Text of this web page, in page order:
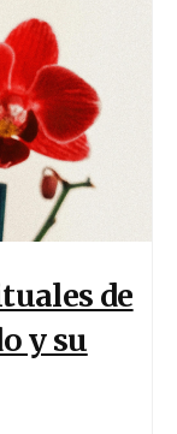
de
y su